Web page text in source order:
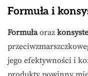
Formuła i
Formułaoraz
jego efektywności i